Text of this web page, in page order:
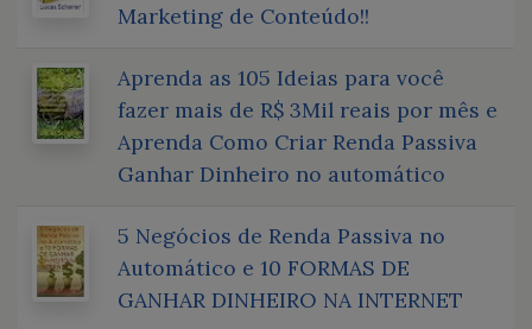
Marketing de Conteúdo!!
Aprenda as 105 Ideias para você
fazer mais de R$ 3Mil reais por mês e
Aprenda Como Criar Renda Passiva
Ganhar Dinheiro no automático
5 Negócios de Renda Passiva no
Automático e 10 FORMAS DE
GANHAR DINHEIRO NA INTERNET